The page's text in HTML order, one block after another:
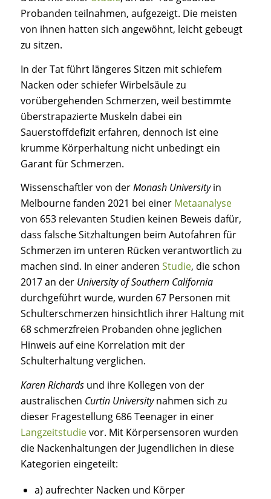
Probanden teilnahmen, aufgezeigt. Die meisten
von ihnen hatten sich angewöhnt, leicht gebeugt
zu sitzen.
In der Tat führt längeres Sitzen mit schiefem
Nacken oder schiefer Wirbelsäule zu
vorübergehenden Schmerzen, weil bestimmte
überstrapazierte Muskeln dabei ein
Sauerstoffdefizit erfahren, dennoch ist eine
krumme Körperhaltung nicht unbedingt ein
Garant für Schmerzen.
Wissenschaftler von derMonash Universityin
Melbourne fanden 2021 bei einer Metaanalyse
von 653 relevanten Studien keinen Beweis dafür,
dass falsche Sitzhaltungen beim Autofahren für
Schmerzen im unteren Rücken verantwortlich zu
machen sind. In einer anderen Studie, die schon
2017 an der University of Southern California
durchgeführt wurde, wurden 67 Personen mit
Schulterschmerzen hinsichtlich ihrer Haltung mit
68 schmerzfreien Probanden ohne jeglichen
Hinweis auf eine Korrelation mit der
Schulterhaltung verglichen.
Karen Richardsund ihre Kollegen von der
australischen Curtin Universitynahmen sich zu
dieser Fragestellung 686 Teenager in einer
Langzeitstudievor. Mit Körpersensoren wurden
die Nackenhaltungen der Jugendlichen in diese
Kategorien eingeteilt:
a) aufrechter Nacken und Körper